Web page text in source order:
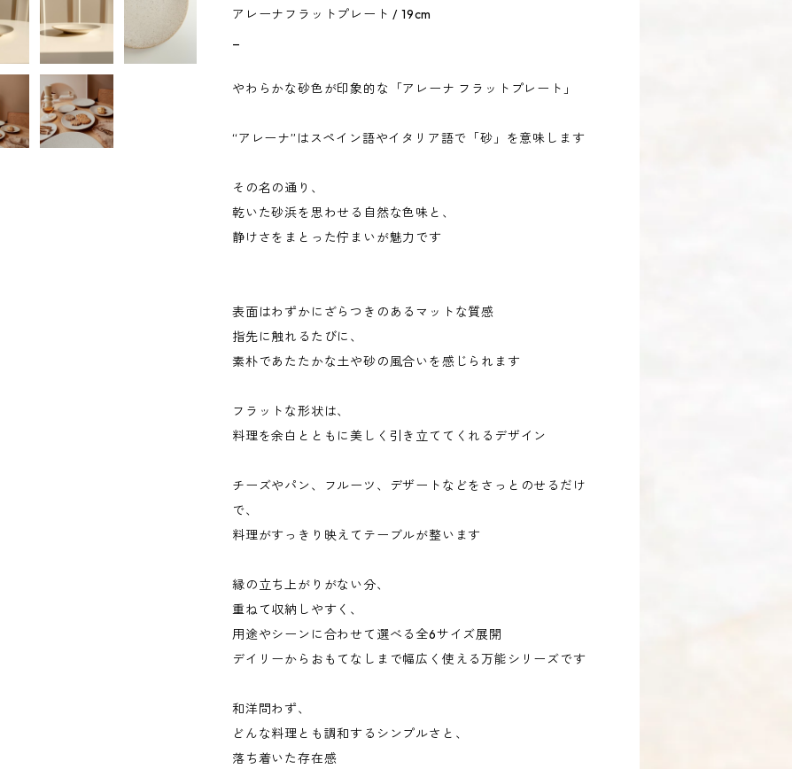
アレーナフラットプレート / 19cm
やわらかな砂色が印象的な「アレーナ フラットプレート」
“アレーナ”はスペイン語やイタリア語で「砂」を意味します
その名の通り、
乾いた砂浜を思わせる自然な色味と、
静けさをまとった佇まいが魅力です
表面はわずかにざらつきのあるマットな質感
指先に触れるたびに、
素朴であたたかな土や砂の風合いを感じられます
フラットな形状は、
料理を余白とともに美しく引き立ててくれるデザイン
チーズやパン、フルーツ、デザートなどをさっとのせるだけ
で、
料理がすっきり映えてテーブルが整います
縁の立ち上がりがない分、
重ねて収納しやすく、
用途やシーンに合わせて選べる全6サイズ展開
デイリーからおもてなしまで幅広く使える万能シリーズです
和洋問わず、
どんな料理とも調和するシンプルさと、
落ち着いた存在感